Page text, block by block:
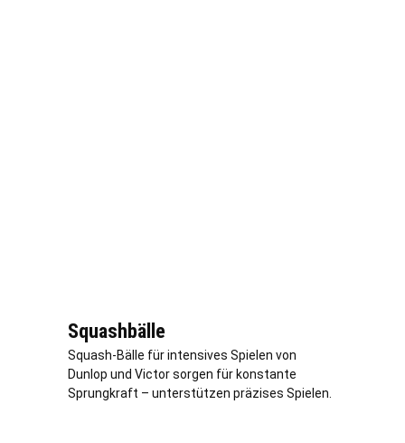
Squashbälle
Squash-Bälle für intensives Spielen von
Dunlop und Victor sorgen für konstante
Sprungkraft – unterstützen präzises Spielen.